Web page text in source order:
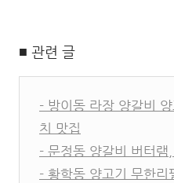
■ 관련 글
- 방이동 라장 양갈비
치 맛집
- 문정동 양갈비 버터램
- 황학동 양고기 무한